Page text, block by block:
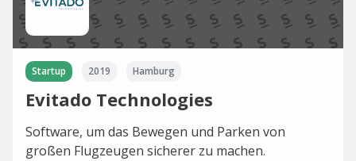
Startup 2019 Hamburg
Evitado Technologies
Software, um das Bewegen und Parken von
großen Flugzeugen sicherer zu machen.